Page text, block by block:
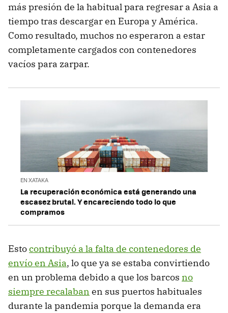
más presión de la habitual para regresar a Asia a
tiempo tras descargar en Europa y América.
Como resultado, muchos no esperaron a estar
completamente cargados con contenedores
vacíos para zarpar.
EN XATAKA
La recuperación económica está generando una
escasez brutal. Y encareciendo todo lo que
compramos
Estocontribuyó a la falta de contenedores de
envío en Asia, lo que ya se estaba convirtiendo
en un problema debido a que los barcos no
siempre recalaban en sus puertos habituales
durante la pandemia porque la demanda era